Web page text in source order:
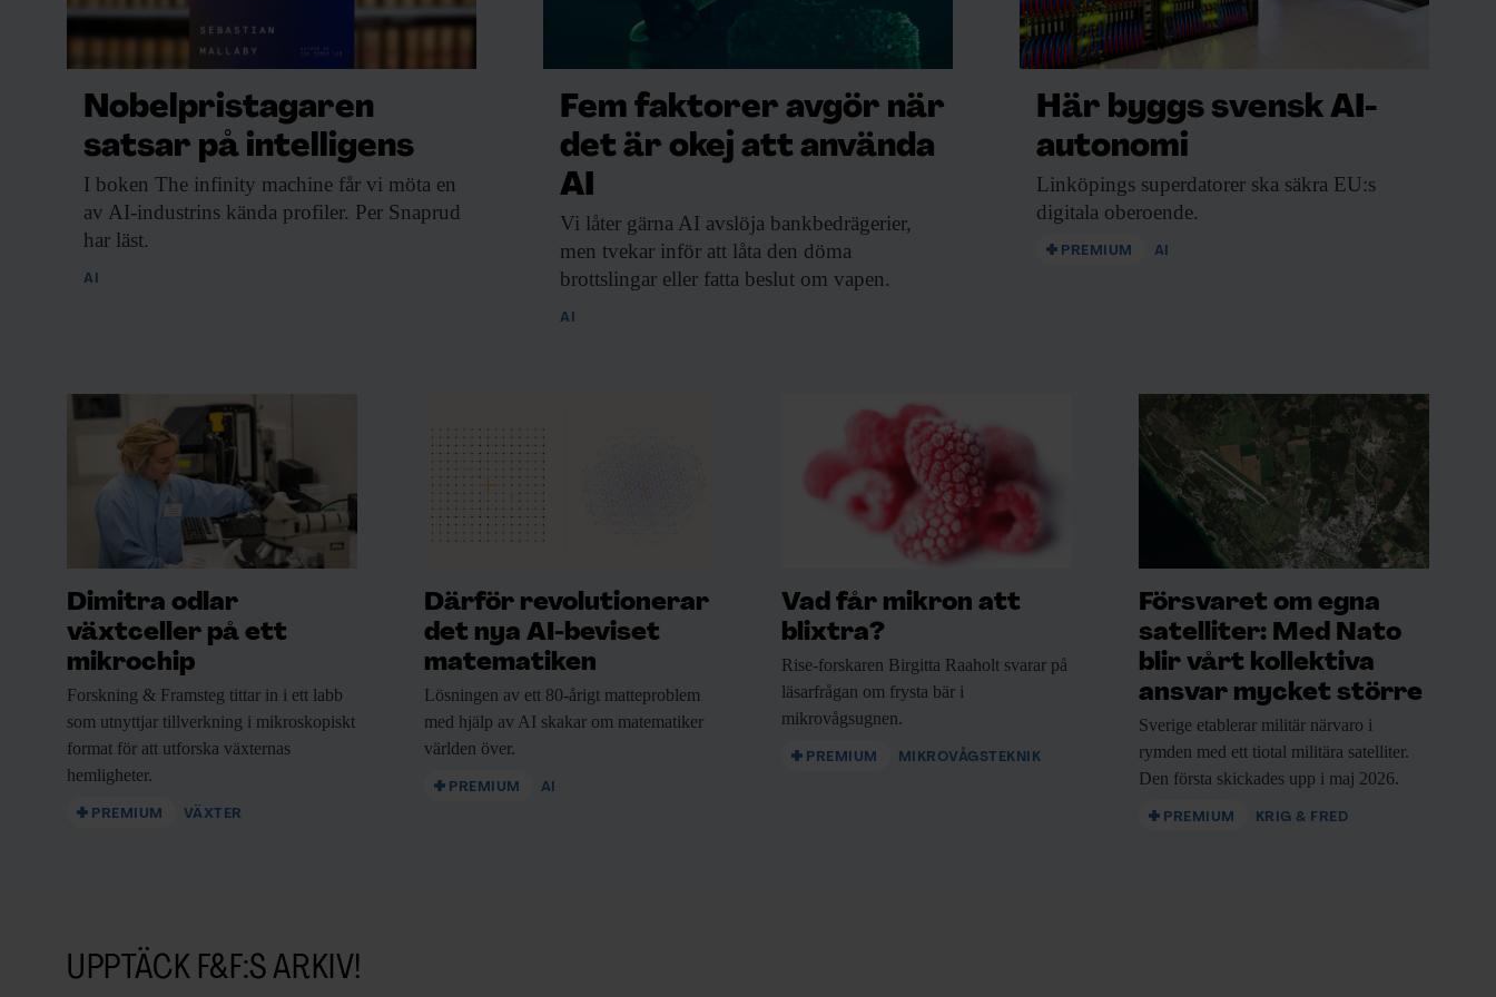
Nobelpristagaren
satsar på intelligens
I boken The infinity machine får vi möta en
av AI-industrins kända profiler. Per Snaprud
har läst.
AI
Fem faktorer avgör när
det är okej att använda
AI
Vi låter gärna AI avslöja bankbedrägerier,
men tvekar inför att låta den döma
brottslingar eller fatta beslut om vapen.
AI
Här byggs svensk AI-
autonomi
Linköpings superdatorer ska säkra EU:s
digitala oberoende.
PREMIUM AI
Dimitra odlar
växtceller på ett
mikrochip
Forskning & Framsteg tittar in i ett labb
som utnyttjar tillverkning i mikroskopiskt
format för att utforska växternas
hemligheter.
PREMIUM VÄXTER
Därför revolutionerar
det nya AI-beviset
matematiken
Lösningen av ett 80-årigt matteproblem
med hjälp av AI skakar om matematiker
världen över.
PREMIUM AI
Vad får mikron att
blixtra?
Rise-forskaren Birgitta Raaholt svarar på
läsarfrågan om frysta bär i
mikrovågsugnen.
PREMIUM MIKROVÅGSTEKNIK
Försvaret om egna
satelliter: Med Nato
blir vårt kollektiva
ansvar mycket större
Sverige etablerar militär närvaro i
rymden med ett tiotal militära satelliter.
Den första skickades upp i maj 2026.
PREMIUM KRIG & FRED
UPPTÄCK F&F:S ARKIV!